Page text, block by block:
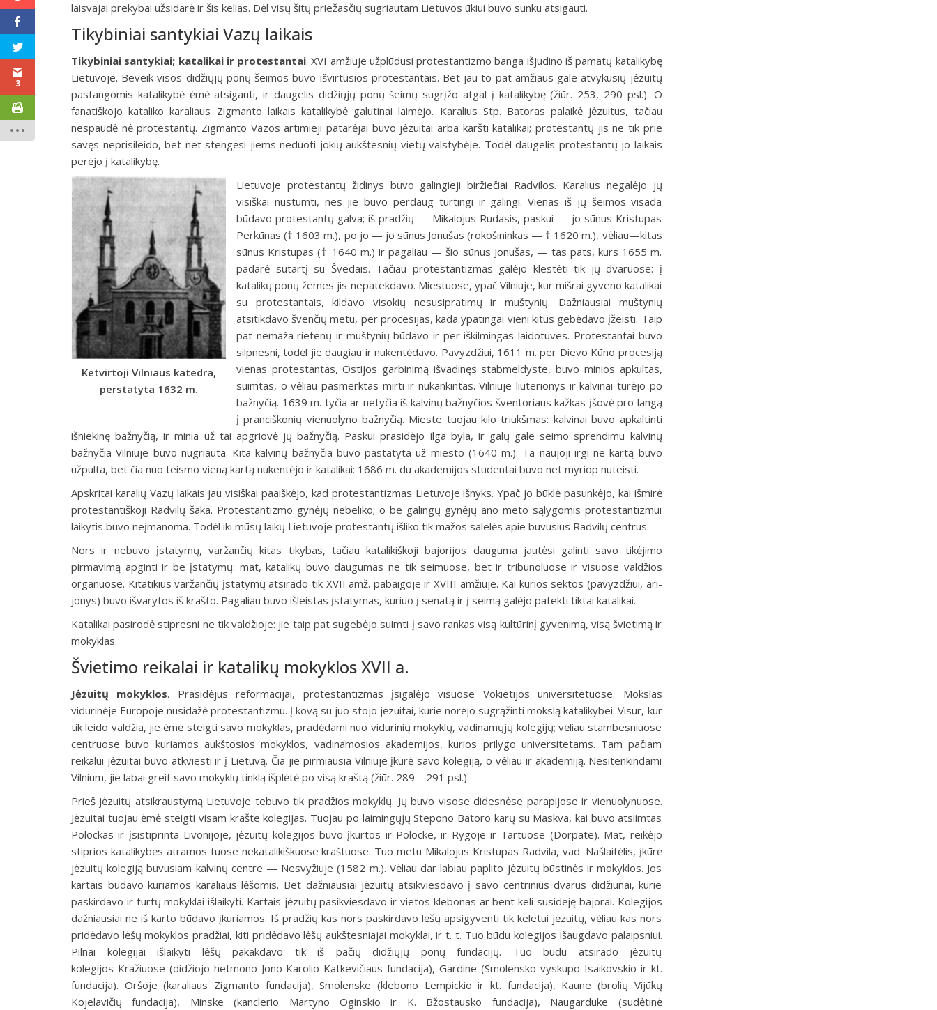
laisvajai prekybai užsidarė ir šis kelias. Dėl visų šitų priežasčių sugriautam Lietuvos ūkiui buvo sunku atsigauti.
Tikybiniai santykiai Vazų laikais
Tikybiniai santykiai; katalikai ir protestantai. XVI amžiuje užplūdusi protestantizmo banga išjudino iš pamatų katalikybę
Lietuvoje. Beveik visos didžiųjų ponų šeimos buvo išvirtusios protestantais. Bet jau to pat amžiaus gale atvykusių jėzuitų
pastangomis katalikybė ėmė atsigauti, ir daugelis didžiųjų ponų šeimų sugrįžo atgal į katalikybę (žiūr. 253, 290 psl.). O
fanatiškojo kataliko karaliaus Zigmanto laikais katalikybė galutinai laimėjo. Karalius Stp. Batoras palaikė jėzuitus, tačiau
nespaudė nė protestantų. Zigmanto Vazos artimieji patarėjai buvo jėzuitai arba karšti katalikai; protestantų jis ne tik prie
savęs neprisileido, bet net stengėsi jiems neduoti jokių aukštesnių vietų valstybėje. Todėl daugelis protestantų jo laikais
perėjo į katalikybę.
Ketvirtoji Vilniaus katedra,
perstatyta 1632 m.
Lietuvoje protestantų židinys buvo galingieji biržiečiai Radvilos. Karalius negalėjo jų
visiškai nustumti, nes jie buvo perdaug turtingi ir galingi. Vienas iš jų šeimos visada
būdavo protestantų galva; iš pradžių — Mikalojus Rudasis, paskui — jo sūnus Kristupas
Perkūnas († 1603 m.), po jo — jo sūnus Jonušas (rokošininkas — † 1620 m.), vėliau—kitas
sūnus Kristupas († 1640 m.) ir pagaliau — šio sūnus Jonušas, — tas pats, kurs 1655 m.
padarė sutartį su Švedais. Tačiau protestantizmas galėjo klestėti tik jų dvaruose: į
katalikų ponų žemes jis nepatekdavo. Miestuose, ypač Vilniuje, kur mišrai gyveno katalikai
su protestantais, kildavo visokių nesusipratimų ir muštynių. Dažniausiai muštynių
atsitikdavo švenčių metu, per procesijas, kada ypatingai vieni kitus gebėdavo įžeisti. Taip
pat nemaža rietenų ir muštynių būdavo ir per iškilmingas laidotuves. Protestantai buvo
silpnesni, todėl jie daugiau ir nukentėdavo. Pavyzdžiui, 1611 m. per Dievo Kūno procesiją
vienas protestantas, Ostijos garbinimą išvadinęs stabmeldyste, buvo minios apkultas,
suimtas, o vėliau pasmerktas mirti ir nukankintas. Vilniuje liuterionys ir kalvinai turėjo po
bažnyčią. 1639 m. tyčia ar netyčia iš kalvinų bažnyčios šventoriaus kažkas įšovė pro langą
į pranciškonių vienuolyno bažnyčią. Mieste tuojau kilo triukšmas: kalvinai buvo apkaltinti
išniekinę bažnyčią, ir minia už tai apgriovė jų bažnyčią. Paskui prasidėjo ilga byla, ir galų gale seimo sprendimu kalvinų
bažnyčia Vilniuje buvo nugriauta. Kita kalvinų bažnyčia buvo pastatyta už miesto (1640 m.). Ta naujoji irgi ne kartą buvo
užpulta, bet čia nuo teismo vieną kartą nukentėjo ir katalikai: 1686 m. du akademijos studentai buvo net myriop nuteisti.
Apskritai karalių Vazų laikais jau visiškai paaiškėjo, kad protestantizmas Lietuvoje išnyks. Ypač jo būklė pasunkėjo, kai išmirė
protestantiškoji Radvilų šaka. Protestantizmo gynėjų nebeliko; o be galingų gynėjų ano meto sąlygomis protestantizmui
laikytis buvo neįmanoma. Todėl iki mūsų laikų Lietuvoje protestantų išliko tik mažos salelės apie buvusius Radvilų centrus.
Nors ir nebuvo įstatymų, varžančių kitas tikybas, tačiau katalikiškoji bajorijos dauguma jautėsi galinti savo tikėjimo
pirmavimą apginti ir be įstatymų: mat, katalikų buvo daugumas ne tik seimuose, bet ir tribunoluose ir visuose valdžios
organuose. Kitatikius varžančių įstatymų atsirado tik XVII amž. pabaigoje ir XVIII amžiuje. Kai kurios sektos (pavyzdžiui, ari-
jonys) buvo išvarytos iš krašto. Pagaliau buvo išleistas įstatymas, kuriuo į senatą ir į seimą galėjo patekti tiktai katalikai.
Katalikai pasirodė stipresni ne tik valdžioje: jie taip pat sugebėjo suimti į savo rankas visą kultūrinį gyvenimą, visą švietimą ir
mokyklas.
Švietimo reikalai ir katalikų mokyklos XVII a.
Jėzuitų mokyklos. Prasidėjus reformacijai, protestantizmas įsigalėjo visuose Vokietijos universitetuose. Mokslas
vidurinėje Europoje nusidažė protestantizmu. Į kovą su juo stojo jėzuitai, kurie norėjo sugrąžinti mokslą katalikybei. Visur, kur
tik leido valdžia, jie ėmė steigti savo mokyklas, pradėdami nuo vidurinių mokyklų, vadinamųjų kolegijų; vėliau stambesniuose
centruose buvo kuriamos aukštosios mokyklos, vadinamosios akademijos, kurios prilygo universitetams. Tam pačiam
reikalui jėzuitai buvo atkviesti ir į Lietuvą. Čia jie pirmiausia Vilniuje įkūrė savo kolegiją, o vėliau ir akademiją. Nesitenkindami
Vilnium, jie labai greit savo mokyklų tinklą išplėtė po visą kraštą (žiūr. 289—291 psl.).
Prieš jėzuitų atsikraustymą Lietuvoje tebuvo tik pradžios mokyklų. Jų buvo visose didesnėse parapijose ir vienuolynuose.
Jėzuitai tuojau ėmė steigti visam krašte kolegijas. Tuojau po laimingųjų Stepono Batoro karų su Maskva, kai buvo atsiimtas
Polockas ir įsistiprinta Livonijoje, jėzuitų kolegijos buvo įkurtos ir Polocke, ir Rygoje ir Tartuose (Dorpate). Mat, reikėjo
stiprios katalikybės atramos tuose nekatalikiškuose kraštuose. Tuo metu Mikalojus Kristupas Radvila, vad. Našlaitėlis, įkūrė
jėzuitų kolegiją buvusiam kalvinų centre — Nesvyžiuje (1582 m.). Vėliau dar labiau paplito jėzuitų būstinės ir mokyklos. Jos
kartais būdavo kuriamos karaliaus lėšomis. Bet dažniausiai jėzuitų atsikviesdavo į savo centrinius dvarus didžiūnai, kurie
paskirdavo ir turtų mokyklai išlaikyti. Kartais jėzuitų pasikviesdavo ir vietos klebonas ar bent keli susidėję bajorai. Kolegijos
dažniausiai ne iš karto būdavo įkuriamos. Iš pradžių kas nors paskirdavo lėšų apsigyventi tik keletui jėzuitų, vėliau kas nors
pridėdavo lėšų mokyklos pradžiai, kiti pridėdavo lėšų aukštesniajai mokyklai, ir t. t. Tuo būdu kolegijos išaugdavo palaipsniui.
Pilnai kolegijai išlaikyti lėšų pakakdavo tik iš pačių didžiųjų ponų fundacijų. Tuo būdu atsirado jėzuitų
kolegijos Kražiuose (didžiojo hetmono Jono Karolio Katkevičiaus fundacija), Gardine (Smolensko vyskupo Isaikovskio ir kt.
fundacija). Oršoje (karaliaus Zigmanto fundacija), Smolenske (klebono Lempickio ir kt. fundacija), Kaune (brolių Vijūkų
Kojelavičių fundacija), Minske (kanclerio Martyno Oginskio ir K. Bžostausko fundacija), Naugarduke (sudėtinė
3